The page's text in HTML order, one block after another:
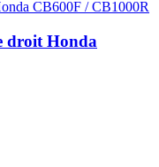
droit Honda